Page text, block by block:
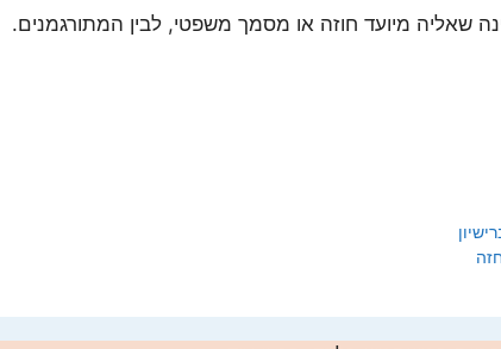
שאליה מיועד חוזה או מסמך משפטי, לבין המתורגמנים.